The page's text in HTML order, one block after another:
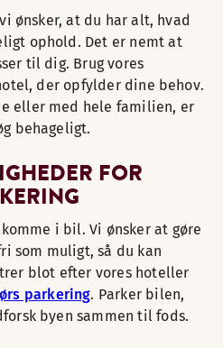
ønsker, at du har alt, hvad
ophold. Det er nemt at
til dig. Brug vores
der opfylder dine behov.
eller med hele familien, er
behageligt.
FOR
i bil. Vi ønsker at gøre
som muligt, så du kan
blot efter vores hoteller
parkering. Parker bilen,
byen sammen til fods.